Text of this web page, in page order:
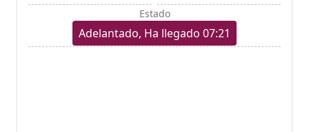
Estado
Adelantado, Ha llegado 07:21